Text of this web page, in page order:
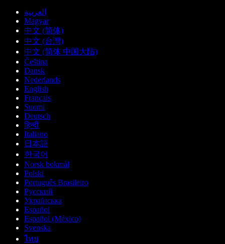
العربية
Magyar
中文 (简体)
中文 (台灣)
中文 (简体 中国大陆)
Čeština
Dansk
Nederlands
English
Français
Suomi
Deutsch
हिन्दी
Italiano
日本語
한국어
Norsk bokmål
Polski
Português Brasileiro
Русский
Українська
Español
Español (México)
Svenska
ไทย